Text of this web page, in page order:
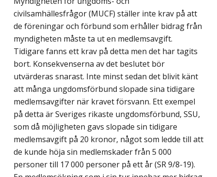
civilsamhällesfrågor (MUCF) ställer inte krav på att
de föreningar och förbund som erhåller bidrag från
myndigheten måste ta ut en medlems­avgift.
Tidigare fanns ett krav på detta men det har tagits
bort. Konsekvenserna av det beslutet bör
utvärderas snarast. Inte minst sedan det blivit känt
att många ungdoms­förbund slopade sina tidigare
medlemsavgifter när kravet försvann. Ett exempel
på detta är Sveriges rikaste ungdomsförbund, SSU,
som då möjligheten gavs slopade sin tidigare
medlemsavgift på 20 kronor, något som ledde till att
de kunde höja sin medlemskader från 5 000
personer till 17 000 personer på ett år (SR 9/8-19).